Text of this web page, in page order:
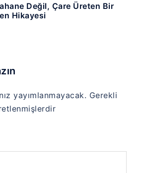
Değil, Çare Üreten Bir
Hikayesi
yayımlanmayacak. Gerekli